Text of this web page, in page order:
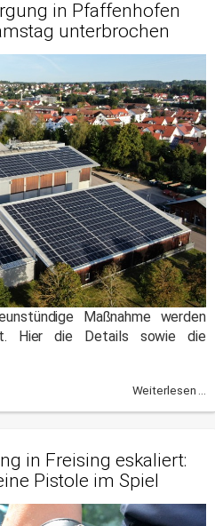
in Pfaffenhofen
unterbrochen
Maßnahme werden
Hier die Details sowie die
Weiterlesen ...
in Freising eskaliert:
Pistole im Spiel